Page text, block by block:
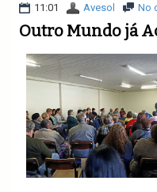
11:01 Avesol No
Outro Mundo já